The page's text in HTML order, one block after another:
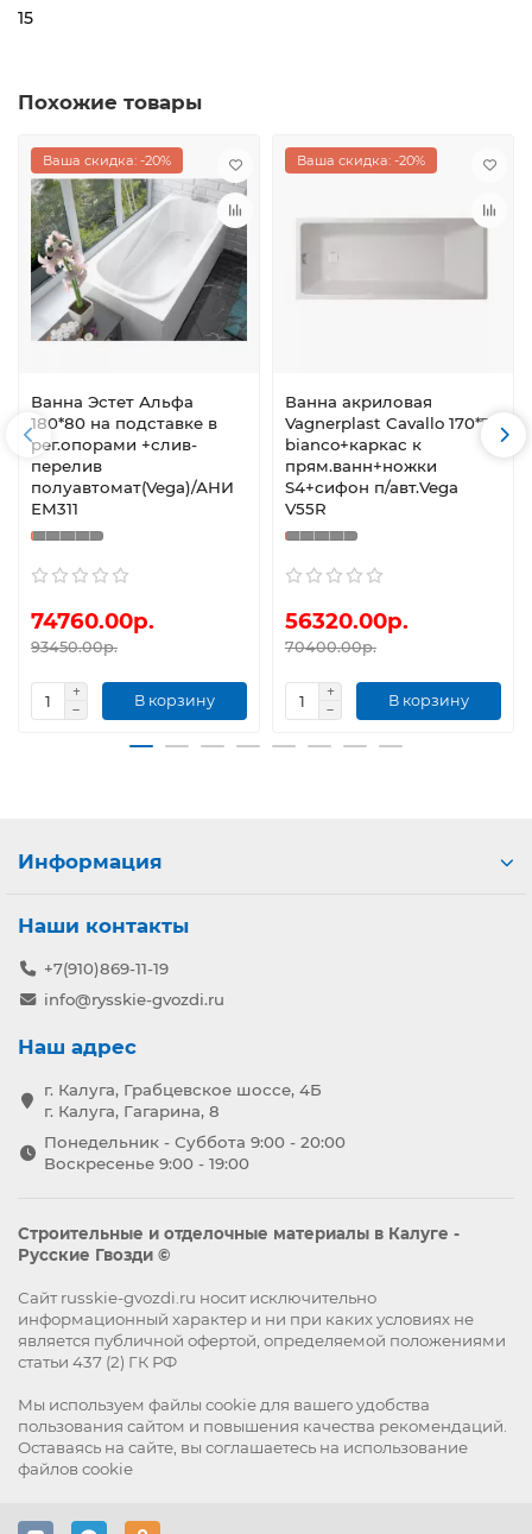
15
Похожие товары
Ваша скидка: -20%
Ванна Эстет Альфа
180*80 на подставке в
рег.опорами +слив-
перелив
полуавтомат(Vega)/АНИ
ЕМ311
74760.00р.
93450.00р.
В корзину
Ваша скидка: -20%
Ванна акриловая
Vagnerplast Cavallo 170*75
bianco+каркас к
прям.ванн+ножки
S4+сифон п/авт.Vega
V55R
56320.00р.
70400.00р.
В корзину
Информация
Наши контакты
+7(910)869-11-19
info@rysskie-gvozdi.ru
Наш адрес
г. Калуга, Грабцевское шоссе, 4Б
г. Калуга, Гагарина, 8
Понедельник - Суббота 9:00 - 20:00
Воскресенье 9:00 - 19:00
Строительные и отделочные материалы в Калуге -
Русские Гвозди ©
Сайт russkie-gvozdi.ru носит исключительно
информационный характер и ни при каких условиях не
является публичной офертой, определяемой положениями
статьи 437 (2) ГК РФ
Мы используем файлы cookie для вашего удобства
пользования сайтом и повышения качества рекомендаций.
Оставаясь на сайте, вы соглашаетесь на использование
файлов cookie